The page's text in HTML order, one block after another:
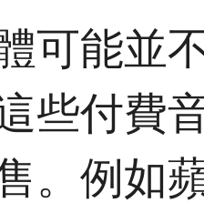
可能並
些付費
。例如